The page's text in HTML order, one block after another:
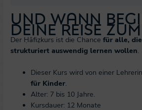
Und wann
deine Reise
Der Ḥāfiẓkurs ist die Chancefür alle, die
strukturiert auswendig lernen wollen
Dieser Kurs wird von einer
für Kinder
Alter: 7 bis 10 Jahre.
Kursdauer: 12 Monate